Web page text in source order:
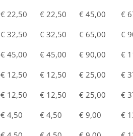
€ 22,50 € 22,50 € 45,00 €
€ 32,50 € 32,50 € 65,00 €
€ 45,00 € 45,00 € 90,00 €
€ 12,50 € 12,50 € 25,00 €
€ 12,50 € 12,50 € 25,00 €
€ 4,50 € 4,50 € 9,00 €